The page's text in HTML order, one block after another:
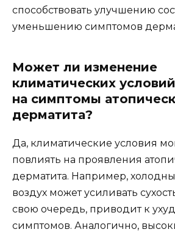
способствовать улучшению
уменьшению симптомов
Может ли изменение
климатических
на симптомы
дерматита?
Да, климатические условия
повлиять на проявления
дерматита. Например,
воздух может усиливать
свою очередь, приводит к
симптомов. Аналогично,